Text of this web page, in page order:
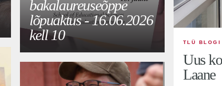
bakalaureuseõppe
lõpuaktus - 16.06.2026
kell 10
TLÜ BLOGI
Uus
Laane